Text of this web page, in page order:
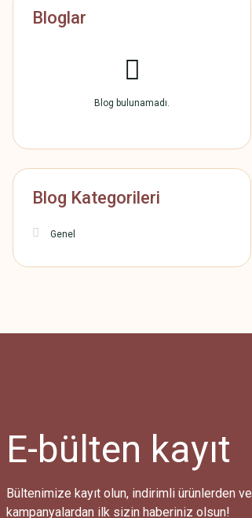
Bloglar
Blog bulunamadı.
Blog Kategorileri
Genel
E-bülten kayıt
Bültenimize kayıt olun, indirimli ürünlerden ve
kampanyalardan ilk sizin haberiniz olsun!